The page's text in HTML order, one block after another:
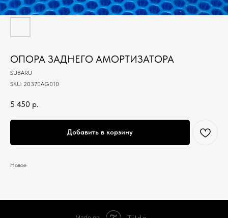
ОПОРА ЗАДНЕГО АМОРТИЗАТОРА
SUBARU
SKU: 20370AG010
5 450 р.
Добавить в корзину
Новое